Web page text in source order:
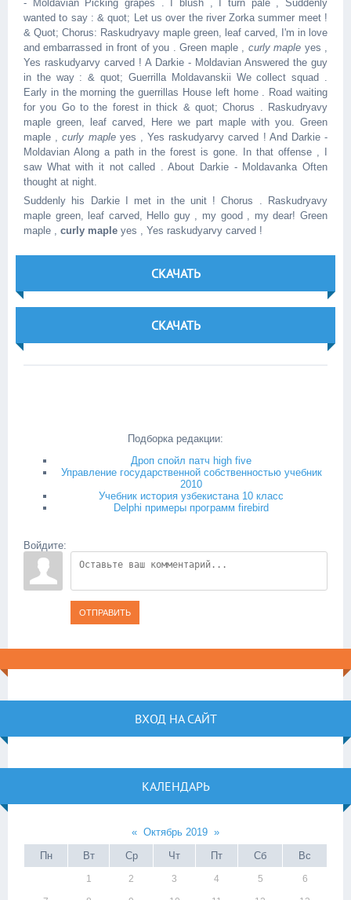
- Moldavian Picking grapes . I blush , I turn pale , Suddenly
wanted to say : & quot; Let us over the river Zorka summer meet !
& Quot; Chorus: Raskudryavy maple green, leaf carved, I'm in love
and embarrassed in front of you . Green maple , curly maple yes ,
Yes raskudyarvy carved ! A Darkie - Moldavian Answered the guy
in the way : & quot; Guerrilla Moldavanskii We collect squad .
Early in the morning the guerrillas House left home . Road waiting
for you Go to the forest in thick & quot; Chorus . Raskudryavy
maple green, leaf carved, Here we part maple with you. Green
maple ,curly mapleyes , Yes raskudyarvy carved ! And Darkie -
Moldavian Along a path in the forest is gone. In that offense , I
saw What with it not called . About Darkie - Moldavanka Often
thought at night.
Suddenly his Darkie I met in the unit ! Chorus . Raskudryavy
maple green, leaf carved, Hello guy , my good , my dear! Green
maple , curly maple yes , Yes raskudyarvy carved !
СКАЧАТЬ
СКАЧАТЬ
Подборка редакции:
Дроп спойл патч high five
Управление государственной собственностью учебник
2010
Учебник история узбекистана 10 класс
Delphi примеры программ firebird
Войдите:
ОТПРАВИТЬ
ВХОД НА САЙТ
КАЛЕНДАРЬ
« Октябрь 2019 »
Пн
Вт Ср Чт Пт Сб Вс
1 2 3 4 5 6